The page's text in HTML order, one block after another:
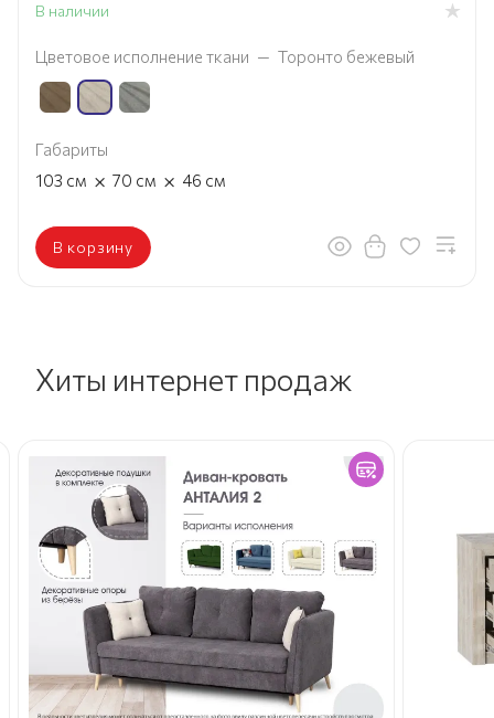
В наличии
Цветовое исполнение ткани — Торонто бежевый
Габариты
103 см × 70 см × 46 см
В корзину
Хиты интернет продаж